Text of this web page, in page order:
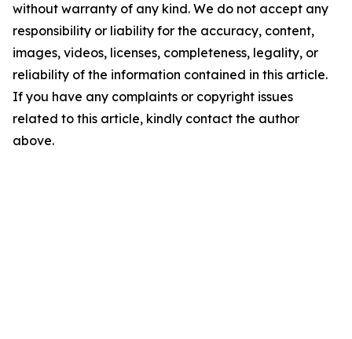
without warranty of any kind. We do not accept any
responsibility or liability for the accuracy, content,
images, videos, licenses, completeness, legality, or
reliability of the information contained in this article.
If you have any complaints or copyright issues
related to this article, kindly contact the author
above.